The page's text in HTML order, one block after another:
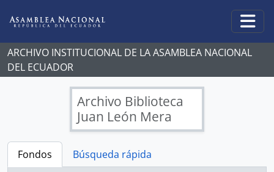
ARCHIVO INSTITUCIONAL DE LA ASAMBLEA NACIONAL
DEL ECUADOR
Archivo Biblioteca
Juan León Mera
Fondos
Búsqueda rápida